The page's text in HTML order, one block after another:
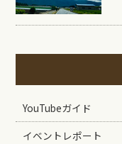
YouTubeガイド
イベントレポート